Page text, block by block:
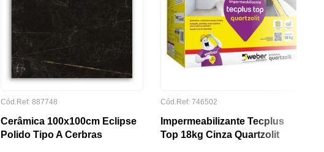
Cód.Ref:887748
Cerâmica 100x100cm Eclipse
Polido Tipo A Cerbras
Cód.Ref:746502
Impermeabilizante Tecplus
Top 18kg Cinza Quartzolit